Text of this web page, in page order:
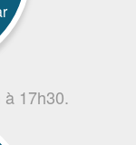
17h30.